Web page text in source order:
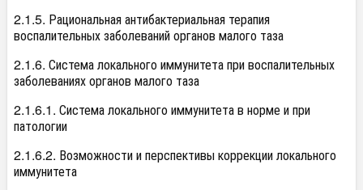
2.1.5. Рациональная антибактериальная терапия
воспалительных заболеваний органов малого таза
2.1.6. Система локального иммунитета при воспалительных
заболеваниях органов малого таза
2.1.6.1. Система локального иммунитета в норме и при
патологии
2.1.6.2. Возможности и перспективы коррекции локального
иммунитета